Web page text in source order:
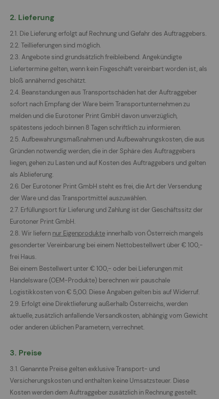
2. Lieferung
2.1. Die Lieferung erfolgt auf Rechnung und Gefahr des Auftraggebers.
2.2. Teillieferungen sind möglich.
2.3. Angebote sind grundsätzlich freibleibend. Angekündigte
Liefertermine gelten, wenn kein Fixgeschäft vereinbart worden ist, als
bloß annähernd geschätzt.
2.4. Beanstandungen aus Transportschäden hat der Auftraggeber
sofort nach Empfang der Ware beim Transportunternehmen zu
melden und die Eurotoner Print GmbH davon unverzüglich,
spätestens jedoch binnen 8 Tagen schriftlich zu informieren.
2.5. Aufbewahrungsmaßnahmen und Aufbewahrungskosten, die aus
Gründen notwendig werden, die in der Sphäre des Auftraggebers
liegen, gehen zu Lasten und auf Kosten des Auftraggebers und gelten
als Ablieferung.
2.6. Der Eurotoner Print GmbH steht es frei, die Art der Versendung
der Ware und das Transportmittel auszuwählen.
2.7. Erfüllungsort für Lieferung und Zahlung ist der Geschäftssitz der
Eurotoner Print GmbH.
2.8. Wir liefern nur Eigenprodukte innerhalb von Österreich mangels
gesonderter Vereinbarung bei einem Nettobestellwert über € 100,-
frei Haus.
Bei einem Bestellwert unter € 100,- oder bei Lieferungen mit
Handelsware (OEM-Produkte) berechnen wir pauschale
Logistikkosten von € 5,00. Diese Angaben gelten bis auf Widerruf.
2.9. Erfolgt eine Direktlieferung außerhalb Österreichs, werden
aktuelle, zusätzlich anfallende Versandkosten, abhängig vom Gewicht
oder anderen üblichen Parametern, verrechnet.
3. Preise
3.1. Genannte Preise gelten exklusive Transport- und
Versicherungskosten und enthalten keine Umsatzsteuer. Diese
Kosten werden dem Auftraggeber zusätzlich in Rechnung gestellt.